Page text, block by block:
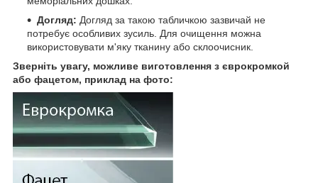
Догляд: Догляд за такою табличкою зазвичай не
потребує особливих зусиль. Для очищення можна
використовувати м'яку тканину або склоочисник.
Зверніть увагу, можливе виготовлення з єврокромкой
або фацетом, приклад на фото: